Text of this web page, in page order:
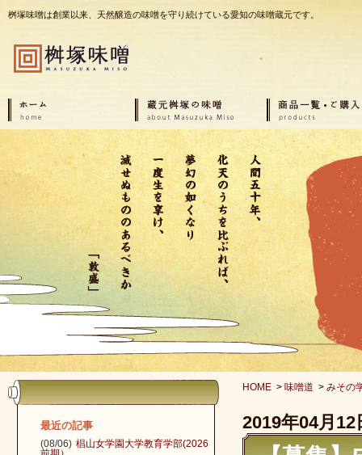
桝塚味噌は創業以来、天然醸造の味噌を守り続けている愛知の味噌蔵元です。
HOME > 味噌道 > みその
2019年04月12
最近の記事
(08/06) 椙山女学園大学教育学部(2026